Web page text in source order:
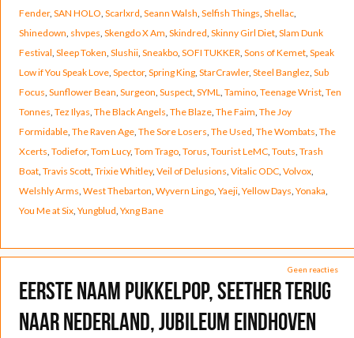
Fender, SAN HOLO Scarlxrd Seann Walsh Selfish Things Shellac,
Shinedown shvpes Skengdo X Am Skindred Skinny Girl Diet, Slam Dunk
Festival Sleep Token Slushii, Sneakbo, SOFI TUKKER Sons of Kemet, Speak
Low if You Speak Love, Spector, Spring King, StarCrawler, Steel Banglez Sub
Focus Sunflower Bean Surgeon Suspect, SYML Tamino, Teenage Wrist, Ten
Tonnes Tez Ilyas The Black Angels The Blaze, The Faim The Joy
Formidable, The Raven Age, The Sore Losers The Used The Wombats The
Xcerts Todiefor, Tom Lucy, Tom Trago, Torus Tourist LeMC, Touts Trash
Boat, Travis Scott, Trixie Whitley, Veil of Delusions Vitalic ODC, Volvox,
Welshly Arms West Thebarton Wyvern Lingo, Yaeji, Yellow Days Yonaka
You Me at Six, Yungblud Yxng Bane
Geen reacties
Eerste naam Pukkelpop, Seether terug
naar Nederland, jubileum Eindhoven